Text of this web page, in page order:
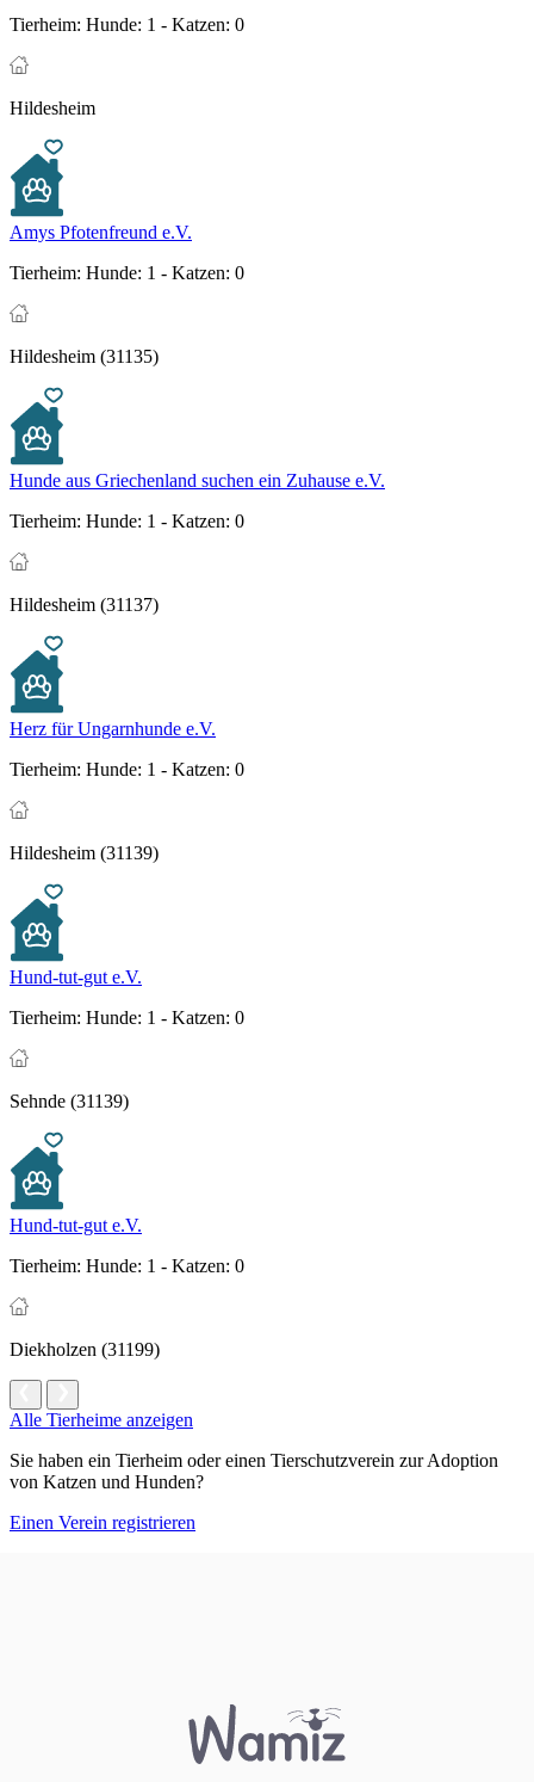
Tierheim: Hunde: 1 - Katzen: 0
Hildesheim
Amys Pfotenfreund e.V.
Tierheim: Hunde: 1 - Katzen: 0
Hildesheim (31135)
Hunde aus Griechenland suchen ein Zuhause e.V.
Tierheim: Hunde: 1 - Katzen: 0
Hildesheim (31137)
Herz für Ungarnhunde e.V.
Tierheim: Hunde: 1 - Katzen: 0
Hildesheim (31139)
Hund-tut-gut e.V.
Tierheim: Hunde: 1 - Katzen: 0
Sehnde (31139)
Hund-tut-gut e.V.
Tierheim: Hunde: 1 - Katzen: 0
Diekholzen (31199)
Alle Tierheime anzeigen
Sie haben ein Tierheim oder einen Tierschutzverein zur Adoption
von Katzen und Hunden?
Einen Verein registrieren